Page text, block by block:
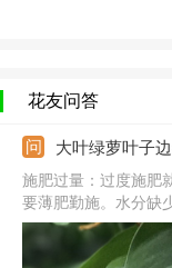
花友问答
大叶绿萝叶子
施肥过量：过度施肥
要薄肥勤施。水分缺
水，维持土壤湿润。
焦，要遮光补水。